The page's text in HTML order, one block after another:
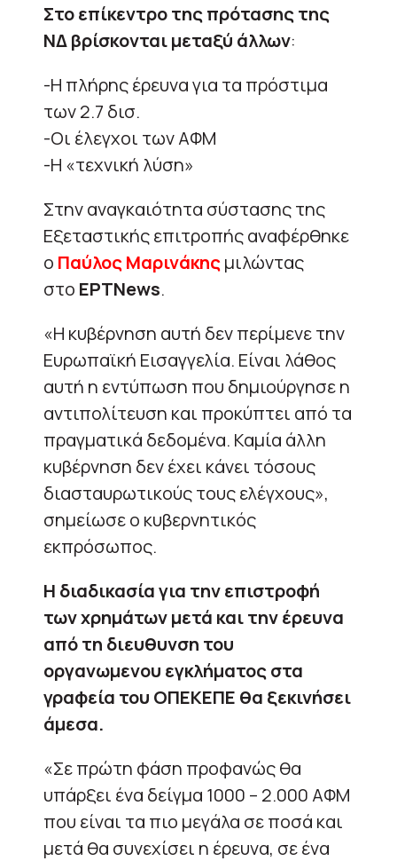
Στο επίκεντρο της πρότασης της
ΝΔ βρίσκονται μεταξύ άλλων:
-Η πλήρης έρευνα για τα πρόστιμα
των 2.7 δισ.
-Οι έλεγχοι των ΑΦΜ
-Η «τεχνική λύση»
Στην αναγκαιότητα σύστασης της
Εξεταστικής επιτροπής αναφέρθηκε
ο Παύλος Μαρινάκηςμιλώντας
στο ΕΡΤNews.
«Η κυβέρνηση αυτή δεν περίμενε την
Ευρωπαϊκή Εισαγγελία. Είναι λάθος
αυτή η εντύπωση που δημιούργησε η
αντιπολίτευση και προκύπτει από τα
πραγματικά δεδομένα. Καμία άλλη
κυβέρνηση δεν έχει κάνει τόσους
διασταυρωτικούς τους ελέγχους»,
σημείωσε ο κυβερνητικός
εκπρόσωπος.
Η διαδικασία για την επιστροφή
των χρημάτων μετά και την έρευνα
από τη διευθυνση του
οργανωμενου εγκλήματος στα
γραφεία του ΟΠΕΚΕΠΕ θα ξεκινήσει
άμεσα.
«Σε πρώτη φάση προφανώς θα
υπάρξει ένα δείγμα 1000 – 2.000 ΑΦΜ
που είναι τα πιο μεγάλα σε ποσά και
μετά θα συνεχίσει η έρευνα, σε ένα